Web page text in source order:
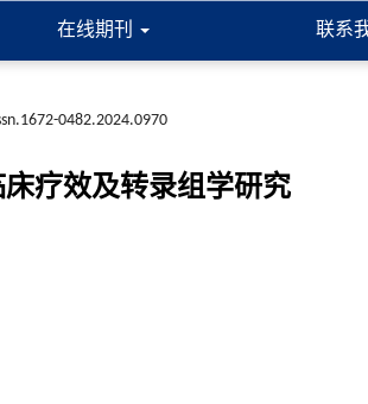
在线期刊 联系
0482.2024.0970
疗效及转录组学研究